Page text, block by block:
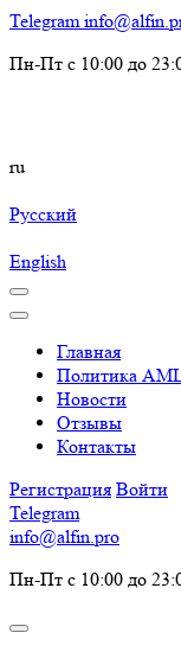
Telegram
Пн-Пт с 10:00 до
ru
Русский
English
Главная
Политика
Новости
Отзывы
Контакты
Регистрация Войти
Telegram
info@alfin.pro
Пн-Пт с 10:00 до